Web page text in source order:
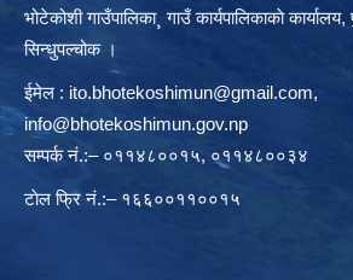
भोटेकोशी गाउँपालिका¸ गाउँ कार्यपालिकाकाे
सिन्धुपल्चोक ।
ईमेल : ito.bhotekoshimun@gmail.com,
info@bhotekoshimun.gov.np
सम्पर्क नं.:– ०११४८००१५, ०११४८००३४
टाेल फ्रि नं.:– १६६००११००१५